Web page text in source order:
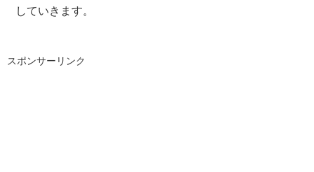
していきます。
スポンサーリンク